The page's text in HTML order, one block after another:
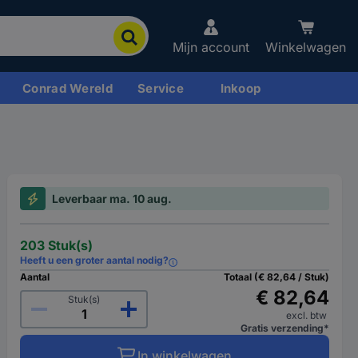
Mijn account Winkelwagen
Conrad Wereld Service Inkoop
Leverbaar ma. 10 aug.
203 Stuk(s)
Heeft u een groter aantal nodig?
Aantal
Stuk(s)
Totaal (€ 82,64 / Stuk)
€ 82,64
excl. btw
Gratis verzending*